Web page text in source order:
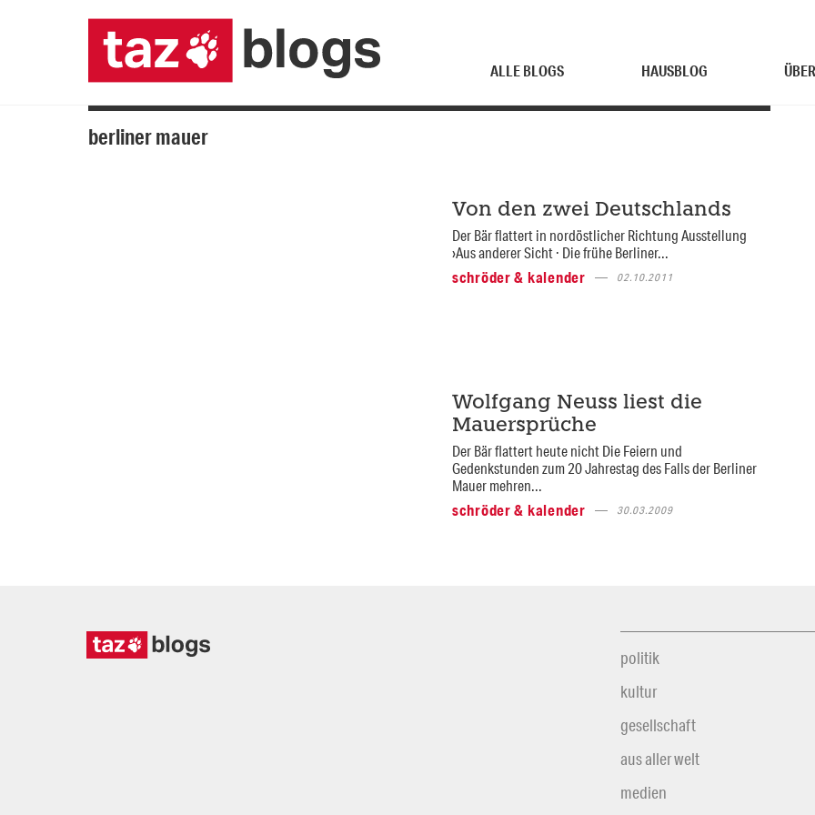
ALLE BLOGS HAUSBLOG
berliner mauer
Von den zwei Deutschlands
Der Bär flattert in nordöstlicher Richtung Ausstellung
›Aus anderer Sicht · Die frühe Berliner...
schröder & kalender
02.10.2011
Wolfgang Neuss liest die
Mauersprüche
Der Bär flattert heute nicht Die Feiern und
Gedenkstunden zum 20 Jahrestag des Falls der Berliner
Mauer mehren...
schröder & kalender
30.03.2009
politik
kultur
gesellschaft
aus aller welt
medien